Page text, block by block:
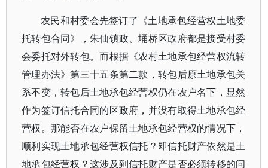
农民和村委会先签订了《土地承包经营权土地委
托转包合同》，朱仙镇政、埇桥区政府都是接受村委
会委托对外转包。而根据《农村土地承包经营权流转
管理办法》第三十五条第二款，转包后原土地承包关
系不变，转包后土地承包经营权仍在农户名下，显然
作为签订信托合同的区政府，并没有取得土地承包经
营权。那能否在农户保留土地承包经营权的情况下，
顺利实现土地承包经营权信托？即信托财产依然是土
地承包经营权？这涉及到信托财产是否必须转移的问